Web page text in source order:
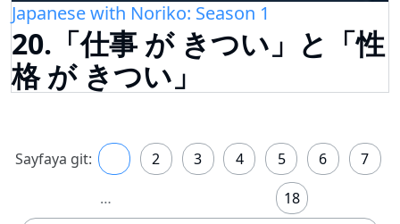
Japanese with Noriko: Season 1
20.「仕事 が きつい」と「性
格 が きつい」
Sayfaya git: 2 3 4 5 6
7
…
18